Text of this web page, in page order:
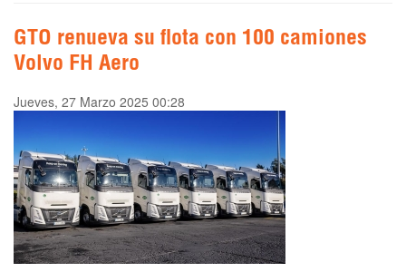
GTO renueva su flota con 100 camiones
Volvo FH Aero
Jueves, 27 Marzo 2025 00:28